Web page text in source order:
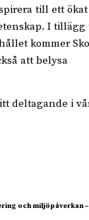
till ett
I
kommer
att belysa
deltagande i
och miljöpåverkan –